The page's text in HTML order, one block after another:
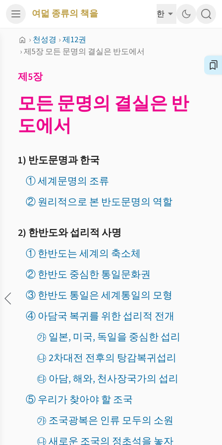
여덟 종류의 책을 한
› 천성경 ›제12권
›제5장 모든 문명의 결실은 반도에서
제5장
모든 문명의 결실은 반
도에서
1) 반도문명과 한국
① 세계문명의 조류
② 원리적으로 본 반도문명의 역할
2) 한반도와 섭리적 사명
① 한반도는 세계의 축소체
② 한반도 중심한 통일문화권
③ 한반도 통일은 세계통일의 모형
④ 아담국 복귀를 위한 섭리적 전개
㉮ 일본, 미국, 독일을 중심한 섭리
㉯ 2차대전 전후의 탕감복귀섭리
㉰ 아담, 해와, 천사장국가의 섭리
⑤ 우리가 찾아야 할 조국
㉮ 조국광복은 인류 모두의 소원
㉯ 새로운 조국의 정초석을 놓자